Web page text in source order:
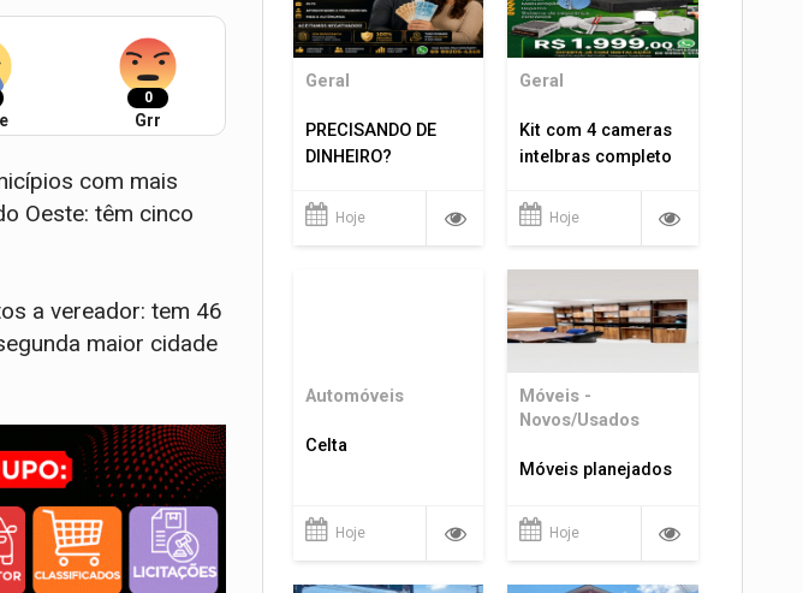
0
Grr
com mais
Oeste: têm cinco
a vereador: tem 46
maior cidade
Geral
PRECISANDO DE
DINHEIRO?
Hoje
Geral
Kit com 4 cameras
intelbras completo
Hoje
Automóveis
Celta
Hoje
Móveis -
Novos/Usados
Móveis planejados
Hoje